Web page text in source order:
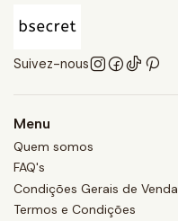
Suivez-nous
Menu
Quem somos
FAQ's
Condições Gerais de Venda
Termos e Condições